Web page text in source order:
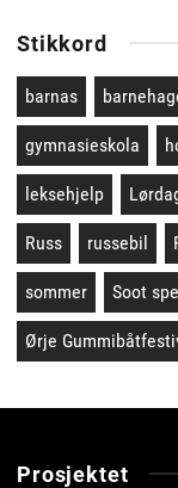
Stikkord
barnas
gymnasieskola
leksehjelp
Russ russebil
sommer Soot
Ørje
Prosjektet